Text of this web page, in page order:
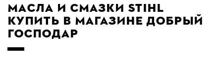
МАСЛА И СМАЗКИ STIHL
КУПИТЬ В МАГАЗИНЕ ДОБРЫЙ
ГОСПОДАР